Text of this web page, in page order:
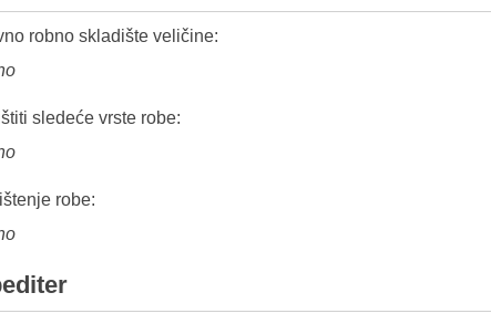
robno skladište veličine:
sledeće vrste robe:
robe: